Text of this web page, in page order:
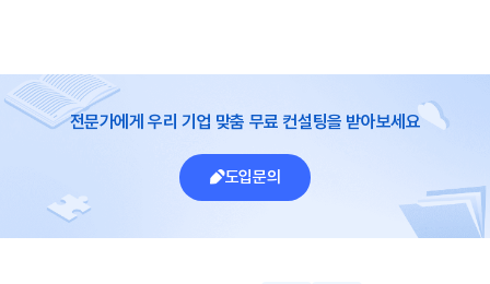
전문가에게 우리 기업 맞춤 무료 컨설팅을 받아보세요
도입문의